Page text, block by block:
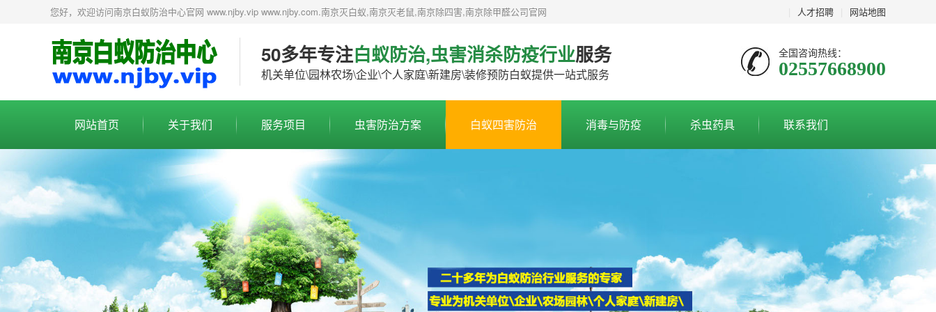
人才招聘 网站地图
您好，欢迎访问南京白蚁防治中心官网 www.njby.vip www.njby.com.南京灭白蚁,南京灭老鼠,南京除四害,南京除甲醛公司官网
50多年专注白蚁防治,虫害消杀防疫行业服务
机关单位\园林农场\企业\个人家庭\新建房\装修预防白蚁提供一站式服务
全国咨询热线：
02557668900
网站首页 关于我们 服务项目 虫害防治方案 白蚁四害防治 消毒与防疫 杀虫药具 联系我们